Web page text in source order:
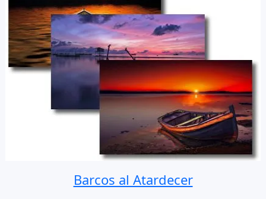
Barcos al Atardecer